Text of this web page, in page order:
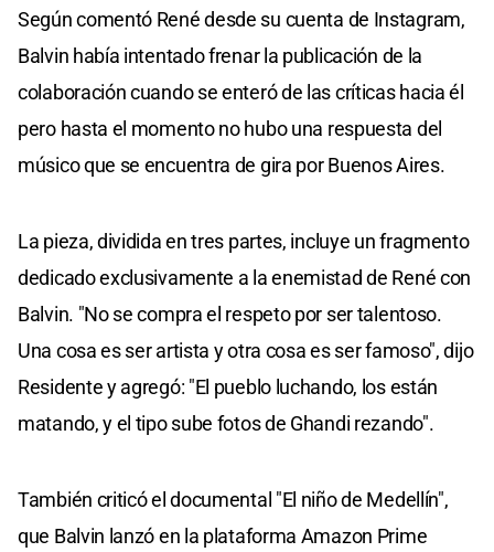
Según comentó René desde su cuenta de Instagram,
Balvin había intentado frenar la publicación de la
colaboración cuando se enteró de las críticas hacia él
pero hasta el momento no hubo una respuesta del
músico que se encuentra de gira por Buenos Aires.
La pieza, dividida en tres partes, incluye un fragmento
dedicado exclusivamente a la enemistad de René con
Balvin. "No se compra el respeto por ser talentoso.
Una cosa es ser artista y otra cosa es ser famoso", dijo
Residente y agregó: "El pueblo luchando, los están
matando, y el tipo sube fotos de Ghandi rezando".
También criticó el documental "El niño de Medellín",
que Balvin lanzó en la plataforma Amazon Prime